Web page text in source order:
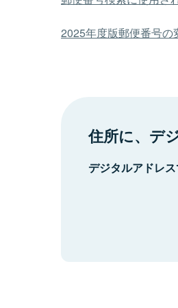
2025年度版郵便番号の
住所に、デ
デジタルアドレ